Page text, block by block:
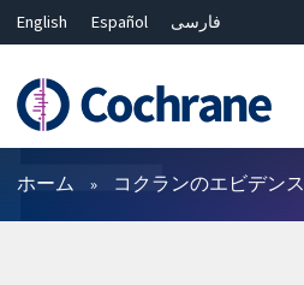
English Español
فارسی
Deutsch
Bahasa Malaysia
ไทย
繁體中文
简体中文
フィルター
ホーム コクランのエビデンス